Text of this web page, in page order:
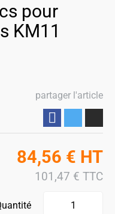
pour
KM11
partager l'article
84,56 € HT
101,47 € TTC